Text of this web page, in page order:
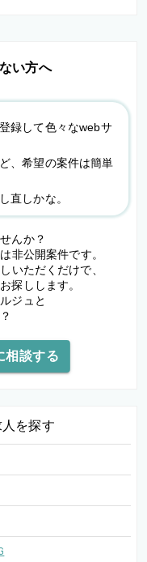
い方へ
録して色々なwebサ
、希望の案件は簡単
直しかな。
んか？
非公開案件です。
いただくだけで、
探しします。
ジュと
相談する
を探す